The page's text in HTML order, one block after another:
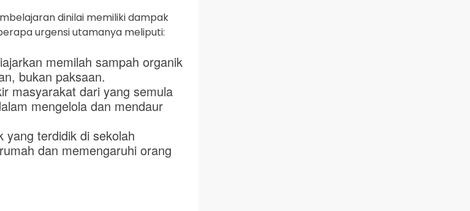
dinilai memiliki dampak
urgensi utamanya meliputi:
memilah sampah organik
bukan paksaan.
masyarakat dari yang semula
mengelola dan mendaur
yang terdidik di sekolah
dan memengaruhi orang